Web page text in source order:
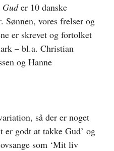
Guder 10 danske
Sønnen, vores frelser og
er skrevet og fortolket
– bl.a. Christian
og Hanne
så der er noget
er godt at takke Gud’ og
som ‘Mit liv